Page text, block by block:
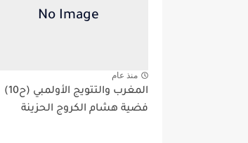
منذ عام
المغرب والتتويج الأولمبي (ح10)
فضية هشام الكروج الحزينة